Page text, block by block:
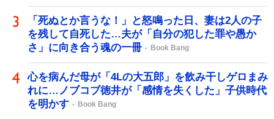
「死ぬとか言うな！」と怒鳴った日、妻は2人の子
を残して自死した…夫が「自分の犯した罪や愚か
さ」に向き合う魂の一冊
Book Bang
心を病んだ母が「4Lの大五郎」を飲み干しゲロまみ
れに…ノブコブ徳井が「感情を失くした」子供時代
を明かす
Book Bang